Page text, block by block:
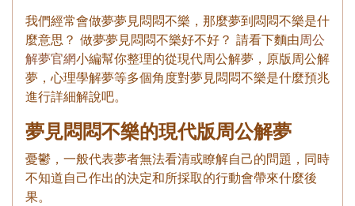
我們經常會做夢夢見悶悶不樂，那麼夢到悶悶不樂是什
麼意思？ 做夢夢見悶悶不樂好不好？ 請看下麵由周公
解夢官網小編幫你整理的從現代周公解夢，原版周公解
夢，心理學解夢等多個角度對夢見悶悶不樂是什麼預兆
進行詳細解說吧。
夢見悶悶不樂的現代版周公解夢
憂鬱，一般代表夢者無法看清或瞭解自己的問題，同時
不知道自己作出的決定和所採取的行動會帶來什麼後
果。